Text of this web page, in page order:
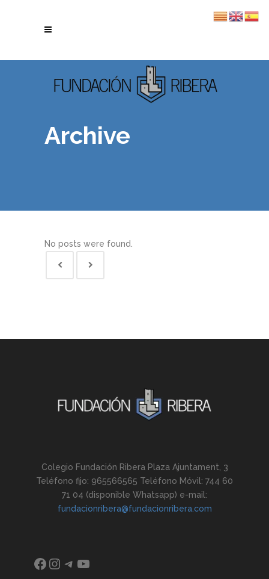
Archive
No posts were found.
Colegio Fundación Ribera Plaza Ajuntament, 3
Teléfono fijo: 965566565 Teléfono Móvil: 744 60
71 04 (disponible Whatsapp) e-mail:
fundacionribera@fundacionribera.com
Facebook
Instagram
Telegram
YouTube